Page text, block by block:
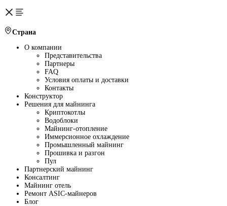
Страна
О компании
Представительства
Партнеры
FAQ
Условия оплаты и доставки
Контакты
Конструктор
Решения для майнинга
Криптокотлы
Водоблоки
Майнинг-отопление
Иммерсионное охлаждение
Промышленный майнинг
Прошивка и разгон
Пул
Партнерский майнинг
Консалтинг
Майнинг отель
Ремонт ASIC-майнеров
Блог